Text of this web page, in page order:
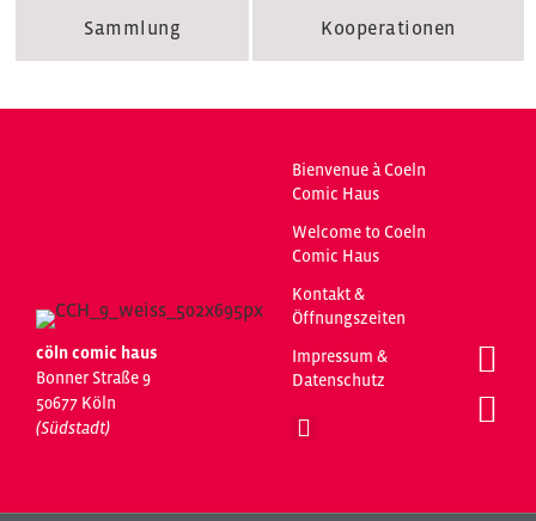
Sammlung Kooperationen
cöln comic haus
Bonner Straße 9
50677 Köln
(Südstadt)
Bienvenue à Coeln
Comic Haus
Welcome to Coeln
Comic Haus
Kontakt &
Öffnungszeiten
Impressum &
Datenschutz